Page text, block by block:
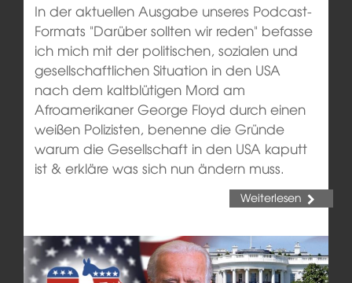
In der aktuellen Ausgabe unseres Podcast-
Formats "Darüber sollten wir reden" befasse
ich mich mit der politischen, sozialen und
gesellschaftlichen Situation in den USA
nach dem kaltblütigen Mord am
Afroamerikaner George Floyd durch einen
weißen Polizisten, benenne die Gründe
warum die Gesellschaft in den USA kaputt
ist & erkläre was sich nun ändern muss.
Weiterlesen